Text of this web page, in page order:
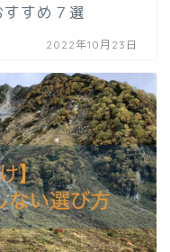
すめ７選
2022年10月23日